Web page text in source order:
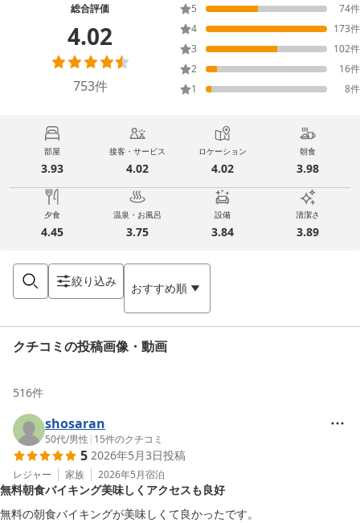
総合評価
4.02
753件
5 74件
4
173件
3
102件
2
16件
1
8件
部屋
3.93
接客・サービス
4.02
ロケーション
4.02
朝食
3.98
夕食
4.45
温泉・お風呂
3.75
設備
3.84
清潔さ
3.89
絞り込み おすすめ順
クチコミの投稿画像・動画
516件
shosaran
50代/男性 | 15件のクチコミ
5 2026年5月3日投稿
レジャー 家族 2026年5月宿泊
無料朝食バイキング美味しくアクセスも良好
無料の朝食バイキングが美味しくて良かったです。